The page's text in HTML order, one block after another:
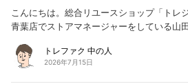
こんにちは。総合リユースショップ「トレ
青葉店でストアマネージャーをしている山
トレファク 中の人
2026年7月15日